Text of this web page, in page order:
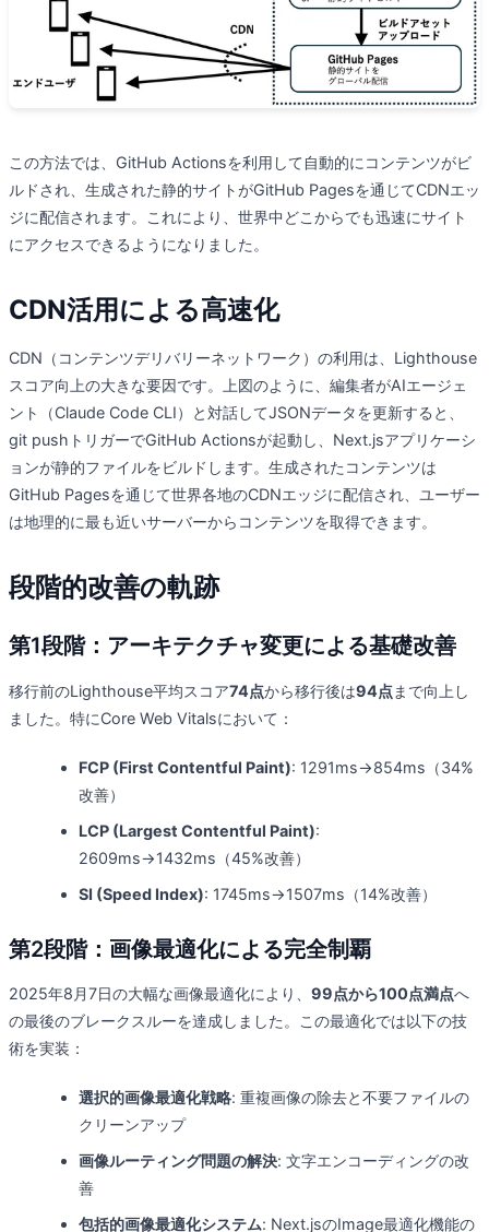
この方法では、GitHub Actionsを利用して自動的にコンテンツがビ
ルドされ、生成された静的サイトがGitHub Pagesを通じてCDNエッ
ジに配信されます。これにより、世界中どこからでも迅速にサイト
にアクセスできるようになりました。
CDN活用による高速化
CDN（コンテンツデリバリーネットワーク）の利用は、Lighthouse
スコア向上の大きな要因です。上図のように、編集者がAIエージェ
ント（Claude Code CLI）と対話してJSONデータを更新すると、
git pushトリガーでGitHub Actionsが起動し、Next.jsアプリケーシ
ョンが静的ファイルをビルドします。生成されたコンテンツは
GitHub Pagesを通じて世界各地のCDNエッジに配信され、ユーザー
は地理的に最も近いサーバーからコンテンツを取得できます。
段階的改善の軌跡
第1段階：アーキテクチャ変更による基礎改善
移行前のLighthouse平均スコア74点から移行後は94点まで向上し
ました。特にCore Web Vitalsにおいて：
FCP (First Contentful Paint): 1291ms→854ms（34%
改善）
LCP (Largest Contentful Paint):
2609ms→1432ms（45%改善）
SI (Speed Index): 1745ms→1507ms（14%改善）
第2段階：画像最適化による完全制覇
2025年8月7日の大幅な画像最適化により、 99点から100点満点へ
の最後のブレークスルーを達成しました。この最適化では以下の技
術を実装：
選択的画像最適化戦略: 重複画像の除去と不要ファイルの
クリーンアップ
画像ルーティング問題の解決: 文字エンコーディングの改
善
包括的画像最適化システム: Next.jsのImage最適化機能の